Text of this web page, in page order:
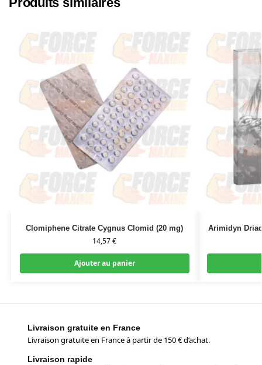
Clomiphene Citrate Cygnus Clomid (20 mg)
14,57€
Ajouter au panier
Arimidyn
Livraison gratuite en France
Livraison gratuite en France à partir de 150 € d’achat.
Livraison rapide